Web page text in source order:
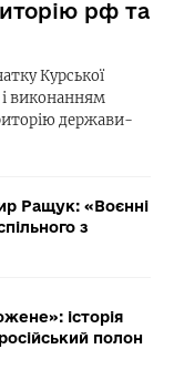
рф та
Курської
і виконанням
держави-
Ращук: «Воєнні
з
історія
полон